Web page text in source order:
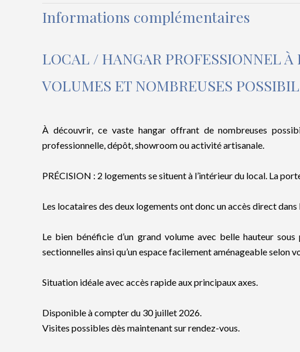
Informations complémentaires
LOCAL / HANGAR PROFESSIONNEL À
VOLUMES ET NOMBREUSES
À découvrir, ce vaste hangar offrant de nombreuses
professionnelle, dépôt, showroom ou activité artisanale.
PRÉCISION : 2 logements se situent à l’intérieur du local. La
Les locataires des deux logements ont donc un accès direct dans
Le bien bénéficie d’un grand volume avec belle hauteur
sectionnelles ainsi qu’un espace facilement aménageable selon
Situation idéale avec accès rapide aux principaux axes.
Disponible à compter du 30 juillet 2026.
Visites possibles dès maintenant sur rendez-vous.